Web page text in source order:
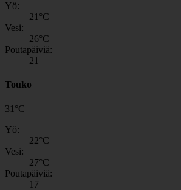
Yö:
21 °C
Vesi:
26°C
Poutapäiviä:
21
Touko
31 °C
Yö:
22°C
Vesi:
27°C
Poutapäiviä:
17